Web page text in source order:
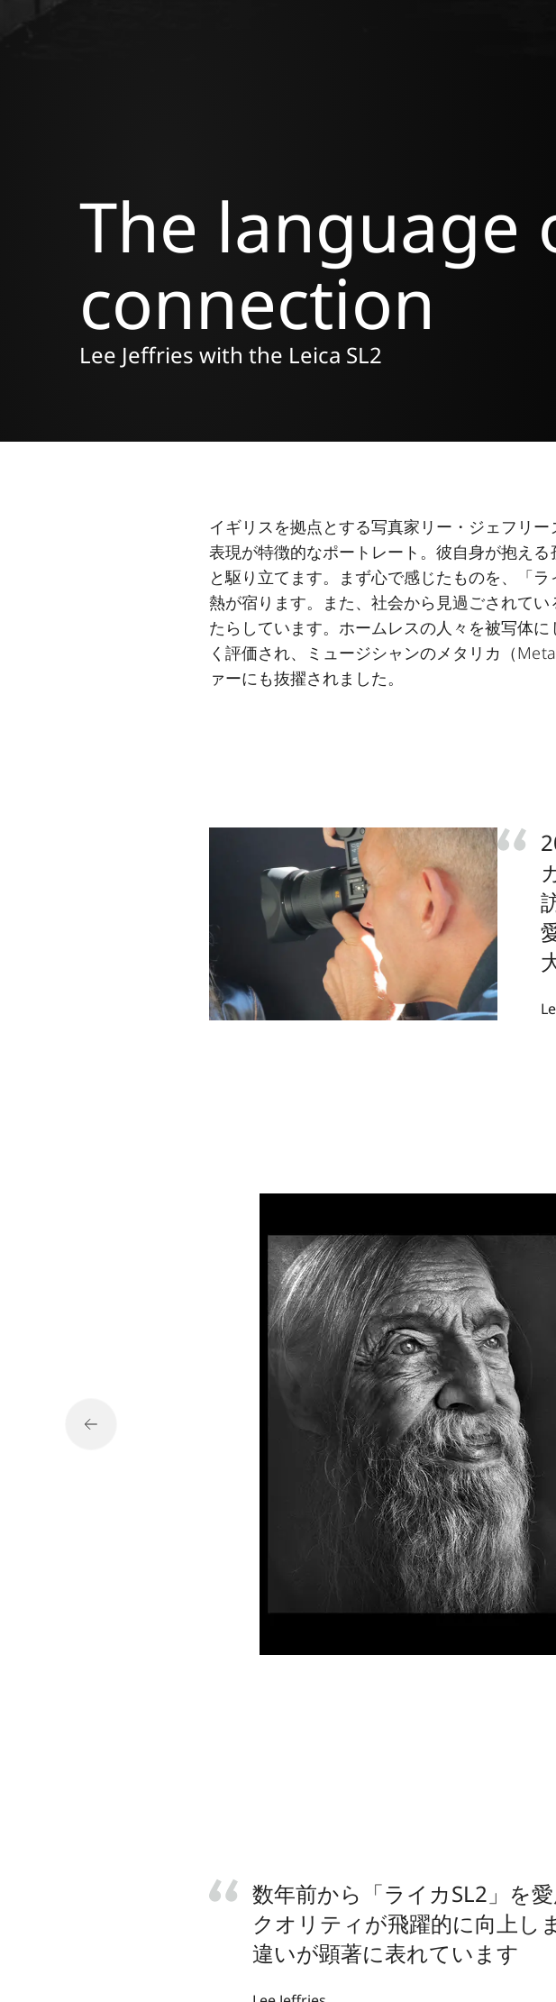
The language
connection
Lee Jeffries with the Leica SL2
イギリスを拠点とする写真家リー・ジェフリ
表現が特徴的なポートレート。彼自身が抱え
と駆り立てます。まず心で感じたものを、「
熱が宿ります。また、社会から見過ごされて
たらしています。ホームレスの人々を被写体
く評価され、ミュージシャンのメタリカ（
ァーにも抜擢されました。
数年前から「ライカSL2」を
クオリティが飛躍的に向上し
違いが顕著に表れています